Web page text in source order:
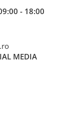
- 18:00
MEDIA